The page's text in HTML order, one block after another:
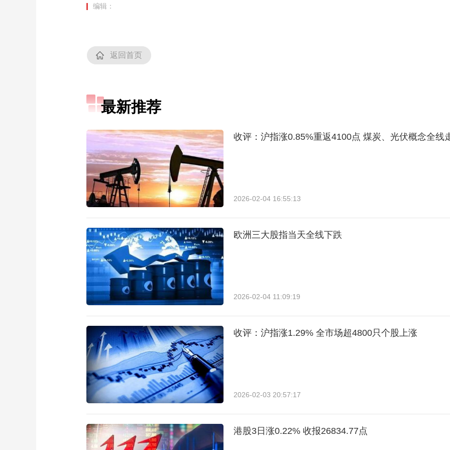
编辑：
返回首页
最新推荐
收评：沪指涨0.85%重返4100点 煤炭、光伏概念全线
2026-02-04 16:55:13
欧洲三大股指当天全线下跌
2026-02-04 11:09:19
收评：沪指涨1.29% 全市场超4800只个股上涨
2026-02-03 20:57:17
港股3日涨0.22% 收报26834.77点